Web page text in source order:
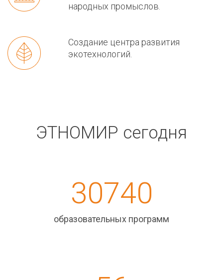
народных промыслов.
Создание центра развития
экотехнологий.
ЭТНОМИР сегодня
30740
образовательных программ